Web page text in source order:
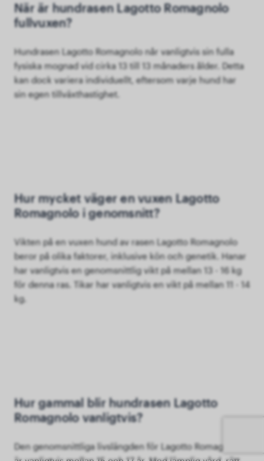
När är hundrasen Lagotto Romagnolo
fullvuxen?
Hundrasen Lagotto Romagnolo når vanligtvis sin fulla
fysiska mognad vid cirka 13 till 13 månaders ålder. Detta
kan dock variera individuellt, eftersom varje hund har
sin egen tillväxthastighet.
Hur mycket väger en vuxen Lagotto
Romagnolo i genomsnitt?
Vikten på en vuxen hund av rasen Lagotto Romagnolo
beror på olika faktorer, inklusive kön och genetik. Hanar
har vanligtvis en genomsnittlig vikt på mellan 13 - 16 kg
för denna ras. Tikar har vanligtvis en vikt på mellan 11 - 14
kg.
Hur gammal blir hundrasen Lagotto
Romagnolo vanligtvis?
Den genomsnittliga livslängden för Lagotto Romagnolos